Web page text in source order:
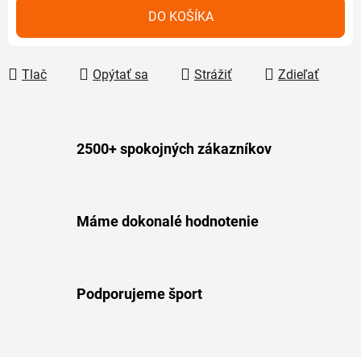
DO KOŠÍKA
Tlač Opýtať sa Strážiť Zdieľať
2500+ spokojných zákazníkov
Máme dokonalé hodnotenie
Podporujeme šport